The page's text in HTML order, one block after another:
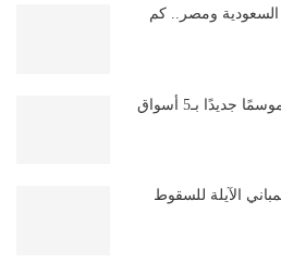
ومصر.. كم
المدينة العالمية بالدمام تدشن موسمًا جديدًا بـ5 أسواق
الآيلة للسقوط